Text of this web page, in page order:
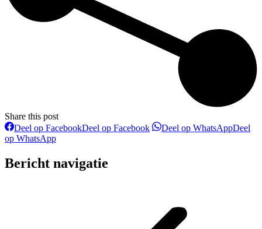
Share this post
Deel op FacebookDeel op Facebook Deel op WhatsAppDeel
op WhatsApp
Bericht navigatie